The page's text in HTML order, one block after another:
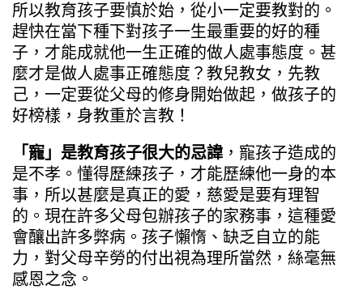
所以教育孩子要慎於始，從小一定要教對的。
趕快在當下種下對孩子一生最重要的好的種
子，才能成就他一生正確的做人處事態度。甚
麼才是做人處事正確態度？教兒教女，先教
己，一定要從父母的修身開始做起，做孩子的
好榜樣，身教重於言教！
「寵」是教育孩子很大的忌諱 ，寵孩子造成的
是不孝。懂得歷練孩子，才能歷練他一身的本
事，所以甚麼是真正的愛，慈愛是要有理智
的。現在許多父母包辦孩子的家務事，這種愛
會釀出許多弊病。孩子懶惰、缺乏自立的能
力，對父母辛勞的付出視為理所當然，絲毫無
感恩之念。